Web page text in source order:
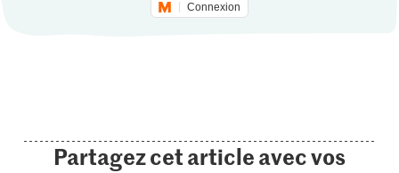
Connexion
Partagez cet article avec vos